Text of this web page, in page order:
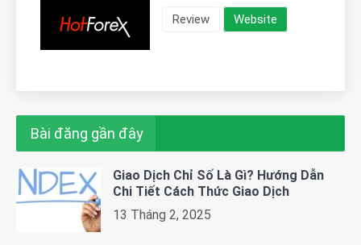
Review Website
Bài đăng gần đây
Giao Dịch Chỉ Số Là Gì? Hướng Dẫn
Chi Tiết Cách Thức Giao Dịch
13 Tháng 2, 2025